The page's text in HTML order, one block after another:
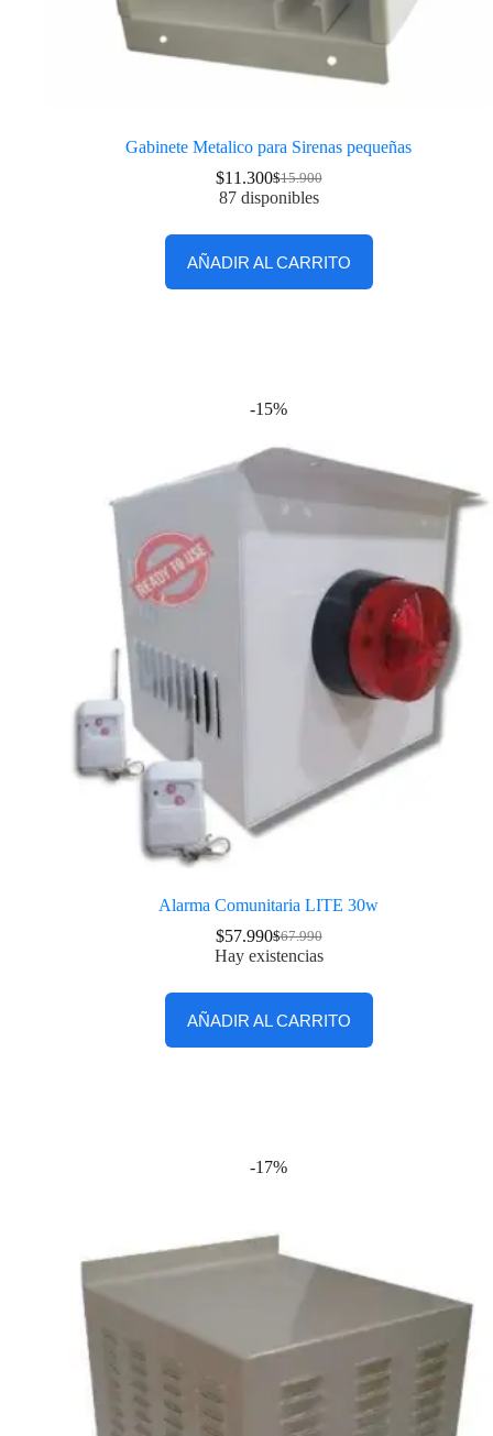
Gabinete Metalico para Sirenas pequeñas
$15.900
$11.300
87 disponibles
AÑADIR AL CARRITO
-15%
Alarma Comunitaria LITE 30w
$67.990
$57.990
Hay existencias
AÑADIR AL CARRITO
-17%